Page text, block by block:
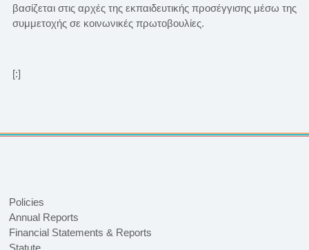
βασίζεται στις αρχές της εκπαιδευτικής προσέγγισης μέσω της
συμμετοχής σε κοινωνικές πρωτοβουλίες.
[:]
Policies
Annual Reports
Financial Statements & Reports